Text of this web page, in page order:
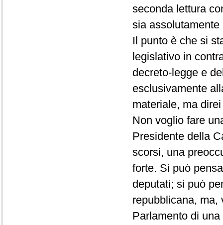
seconda lettura
sia assolutamente
Il punto è che si
legislativo in
decreto-legge e
esclusivamente
materiale, ma
Non voglio fare
Presidente della
scorsi, una
forte. Si può
deputati; si può
repubblicana, ma,
Parlamento di